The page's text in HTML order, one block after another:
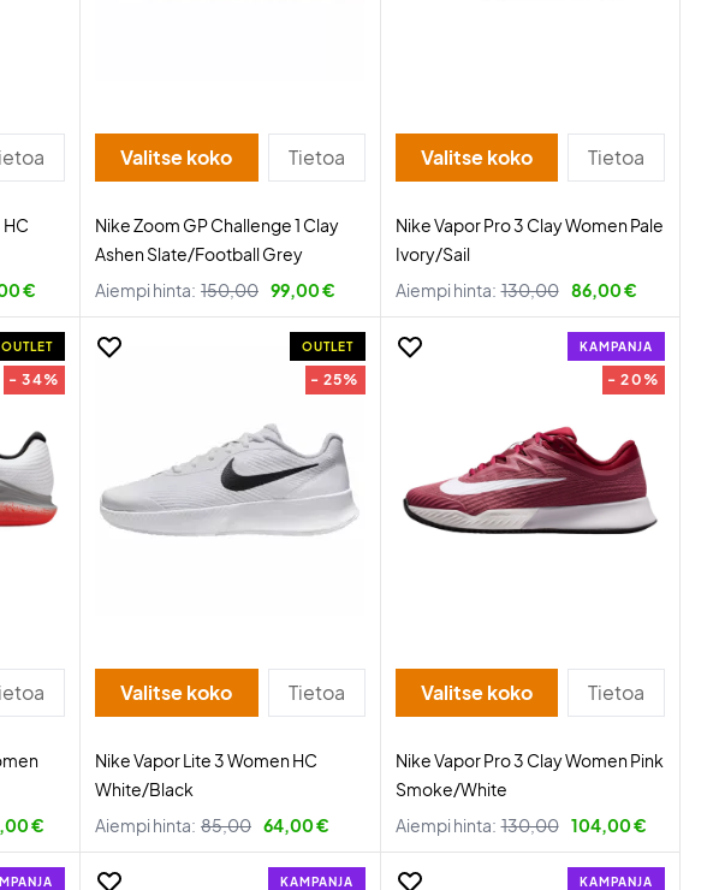
€
Valitse koko Tietoa
Nike Zoom GP Challenge 1 Clay
Ashen Slate/Football Grey
Aiempi hinta: 150,00 99,00 €
Valitse koko Tietoa
Nike Vapor Pro 3 Clay Women Pale
Ivory/Sail
Aiempi hinta: 130,00 86,00 €
OUTLET
- 34%
€
OUTLET
- 25%
Valitse koko Tietoa
Nike Vapor Lite 3 Women HC
White/Black
Aiempi hinta: 85,00 64,00 €
KAMPANJA
- 20%
Valitse koko Tietoa
Nike Vapor Pro 3 Clay Women Pink
Smoke/White
Aiempi hinta: 130,00 104,00 €
KAMPANJA KAMPANJA